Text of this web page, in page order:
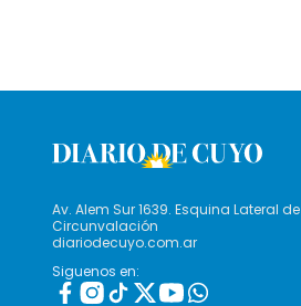
Av. Alem Sur 1639. Esquina Lateral de
Circunvalación
diariodecuyo.com.ar
Siguenos en: